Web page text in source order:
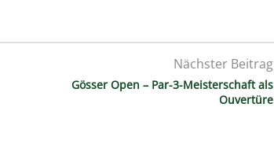
Nächster Beitrag
Gösser Open – Par-3-Meisterschaft als
Ouvertüre